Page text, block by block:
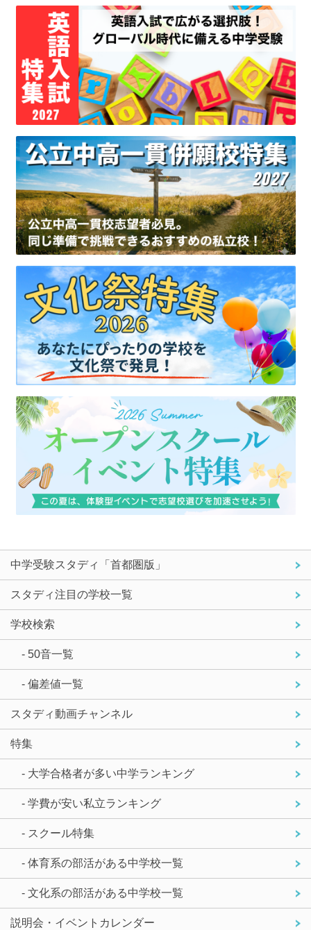
中学受験スタディ「首都圏版」
スタディ注目の学校一覧
学校検索
- 50音一覧
- 偏差値一覧
スタディ動画チャンネル
特集
- 大学合格者が多い中学ランキング
- 学費が安い私立ランキング
- スクール特集
- 体育系の部活がある中学校一覧
- 文化系の部活がある中学校一覧
説明会・イベントカレンダー